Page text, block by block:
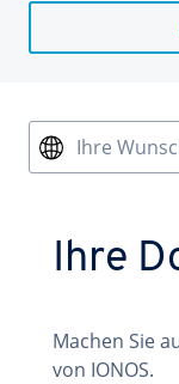
Ihre
Ihre
Machen Sie
von IONOS.